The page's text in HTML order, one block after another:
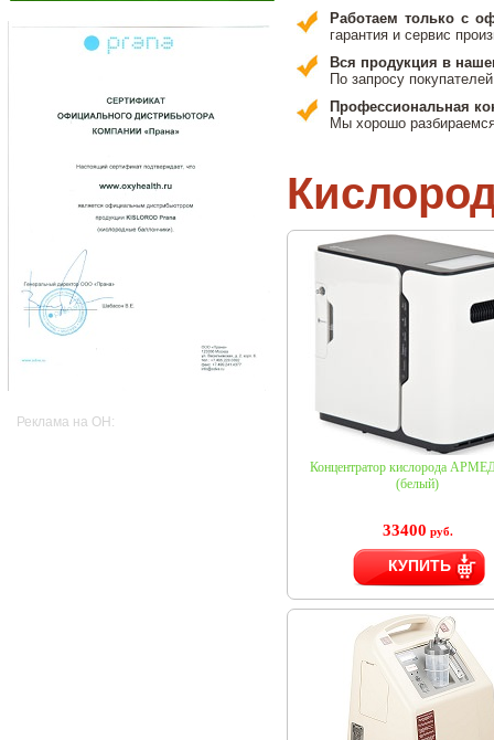
Реклама на OH:
Работаем только с
гарантия и сервис
Вся продукция в
По запросу
Профессиональная
Мы хорошо
Концентратор кислорода
(белый)
33400 руб.
КУПИТЬ